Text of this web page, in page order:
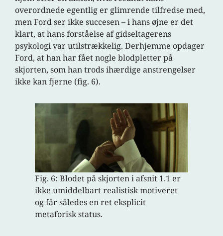
overordnede egentlig er glimrende tilfredse med,
men Ford ser ikke succesen – i hans øjne er det
klart, at hans forståelse af gidseltagerens
psykologi var utilstrækkelig. Derhjemme opdager
Ford, at han har fået nogle blodpletter på
skjorten, som han trods ihærdige anstrengelser
ikke kan fjerne (fig. 6).
Fig. 6: Blodet på skjorten i afsnit 1.1 er
ikke umiddelbart realistisk motiveret
og får således en ret eksplicit
metaforisk status.